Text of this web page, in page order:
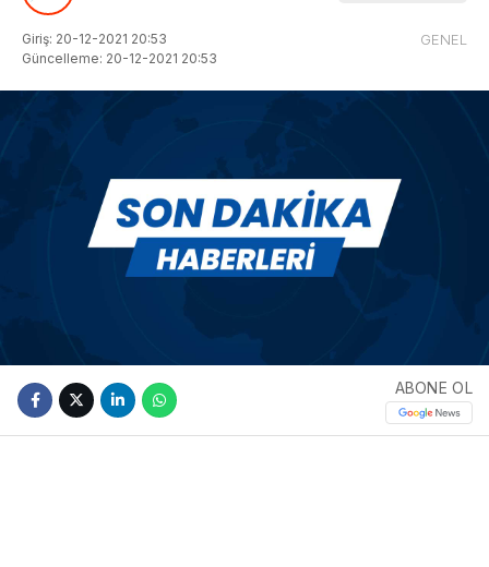
Giriş: 20-12-2021 20:53
Güncelleme: 20-12-2021 20:53
GENEL
ABONE OL